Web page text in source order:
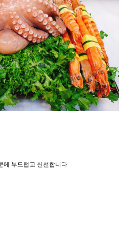
에 부드럽고 신선합니다